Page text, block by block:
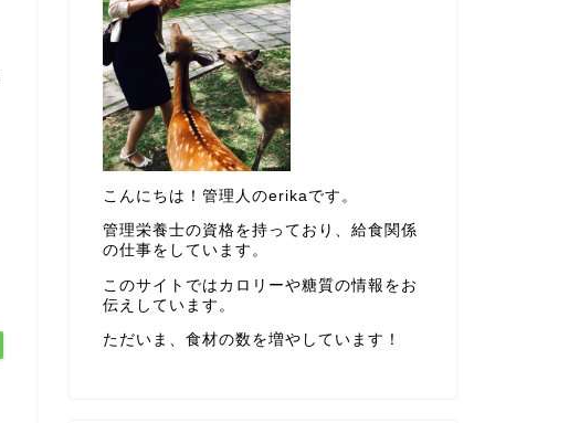
こんにちは！管理人のerikaです。
管理栄養士の資格を持っており、給食関係
の仕事をしています。
このサイトではカロリーや糖質の情報をお
伝えしています。
ただいま、食材の数を増やしています！